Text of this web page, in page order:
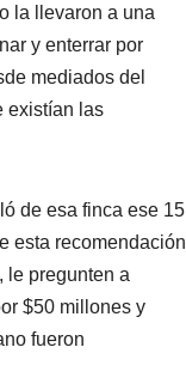
la llevaron a una
y enterrar por
mediados del
existían las
de esa finca ese 15
esta recomendación
le pregunten a
$50 millones y
fueron